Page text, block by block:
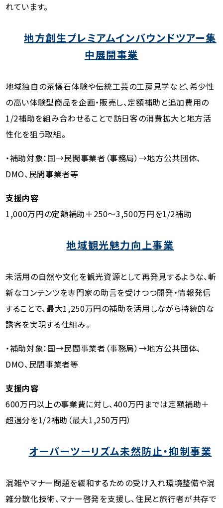
れています。
地方創生プレミアムインバウンドツアー集
中展開事業
地域独自の茶懐石体験や伝統工芸の工房見学など、希少性
の高い体験型商品を企画・販売し、定額補助と追加費用の
1/2補助を組み合わせることで訪日客の消費拡大と地方活
性化を狙う取組。
・補助対象：国→民間事業者（事務局）→地方公共団体、
DMO、民間事業者等
支援内容
1,000万円の定額補助＋250～3,500万円を1/2補助
地域観光魅力向上事業
未活用の自然や文化を観光資源として再発見するような、斬
新なコンテンツを専門家の助言を受けつつ開発・情報発信
することで、最大1,250万円の補助を活用しながら持続的な
誘客を実現する仕組み。
・補助対象：国→民間事業者（事務局）→地方公共団体、
DMO、民間事業者等
支援内容
600万円以上の事業費に対し、400万円までは定額補助＋
超過分を1/2補助（最大1,250万円）
オーバーツーリズム未然防止・抑制事業
混雑やマナー問題を緩和するための受け入れ環境整備や混
雑分散化技術、マナー啓発を支援し、住民と旅行者が共存で